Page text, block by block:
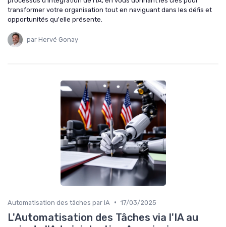
transformer votre organisation tout en naviguant dans les défis et
opportunités qu'elle présente.
par Hervé Gonay
Automatisation des tâches par IA • 17/03/2025
L'Automatisation des Tâches via l'IA au